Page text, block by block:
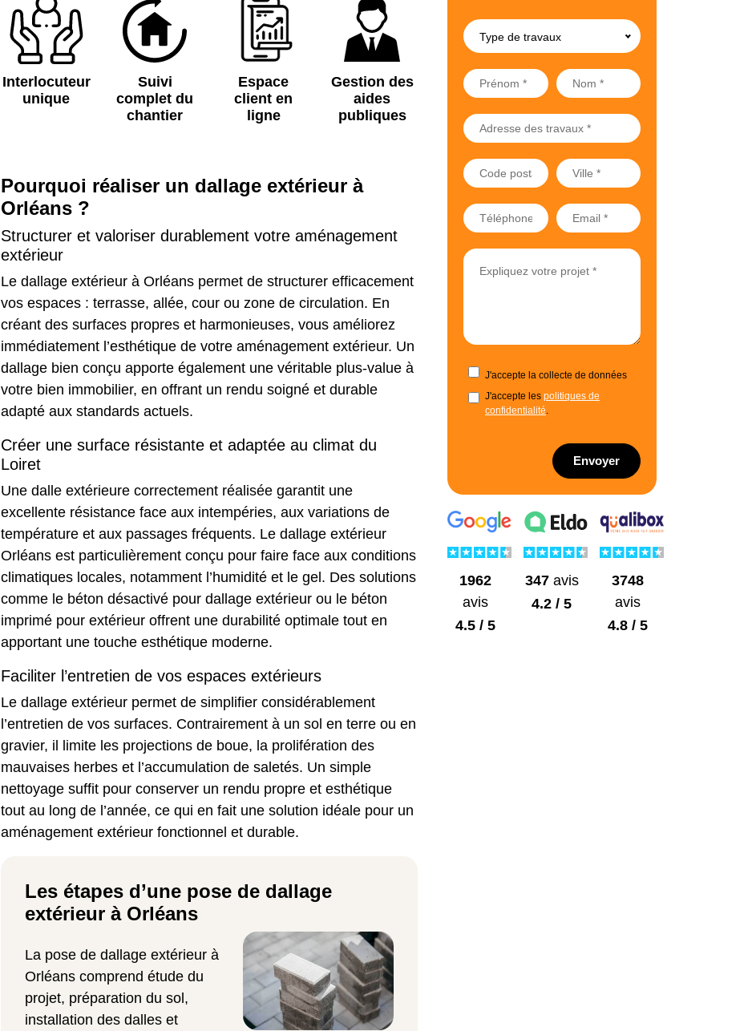
Interlocuteur
unique
Suivi
complet du
chantier
Espace
client en
ligne
Gestion des
aides
publiques
Pourquoi réaliser un dallage extérieur à
Orléans ?
Structurer et valoriser durablement votre aménagement
extérieur
Le dallage extérieur à Orléans permet de structurer efficacement
vos espaces : terrasse, allée, cour ou zone de circulation. En
créant des surfaces propres et harmonieuses, vous améliorez
immédiatement l’esthétique de votre aménagement extérieur. Un
dallage bien conçu apporte également une véritable plus-value à
votre bien immobilier, en offrant un rendu soigné et durable
adapté aux standards actuels.
Créer une surface résistante et adaptée au climat du
Loiret
Une dalle extérieure correctement réalisée garantit une
excellente résistance face aux intempéries, aux variations de
température et aux passages fréquents. Le dallage extérieur
Orléans est particulièrement conçu pour faire face aux conditions
climatiques locales, notamment l’humidité et le gel. Des solutions
comme le béton désactivé pour dallage extérieur ou le béton
imprimé pour extérieur offrent une durabilité optimale tout en
apportant une touche esthétique moderne.
Faciliter l’entretien de vos espaces extérieurs
Le dallage extérieur permet de simplifier considérablement
l’entretien de vos surfaces. Contrairement à un sol en terre ou en
gravier, il limite les projections de boue, la prolifération des
mauvaises herbes et l’accumulation de saletés. Un simple
nettoyage suffit pour conserver un rendu propre et esthétique
tout au long de l’année, ce qui en fait une solution idéale pour un
aménagement extérieur fonctionnel et durable.
Les étapes d’une pose de dallage
extérieur à Orléans
La pose de dallage extérieur à
Orléans comprend étude du
projet, préparation du sol,
installation des dalles et
Type de travaux
J'accepte la collecte de données
J'accepte les politiques de
confidentialité.
Envoyer
1962
avis
4.5 / 5
347avis
4.2 / 5
3748
avis
4.8 / 5